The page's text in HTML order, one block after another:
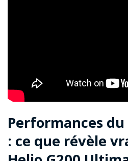
Performances du
: ce que révèle